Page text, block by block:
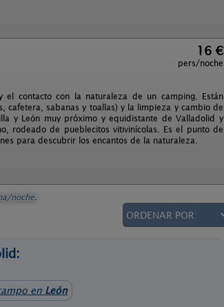
16 €
pers/noche
contacto con la naturaleza de un camping. Están
cafetera, sabanas y toallas) y la limpieza y cambio de
y León muy próximo y equidistante de Valladolid y
rodeado de pueblecitos vitivinícolas. Es el punto de
para descubrir los encantos de la naturaleza.
noche.
en León